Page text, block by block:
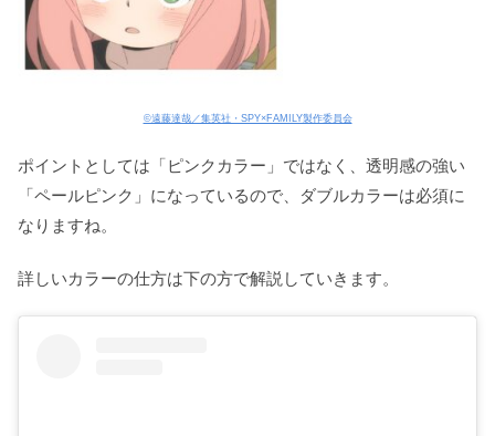
©遠藤達哉／集英社・SPY×FAMILY製作委員会
ポイントとしては「ピンクカラー」ではなく、透明感の強い
「ペールピンク」になっているので、ダブルカラーは必須に
なりますね。
詳しいカラーの仕方は下の方で解説していきます。